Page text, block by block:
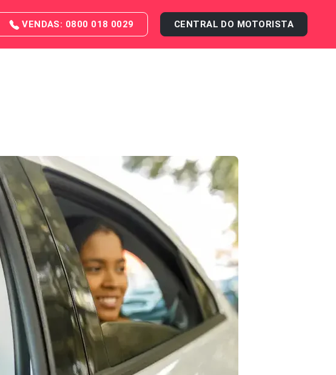
VENDAS: 0800 018 0029 CENTRAL DO MOTORISTA